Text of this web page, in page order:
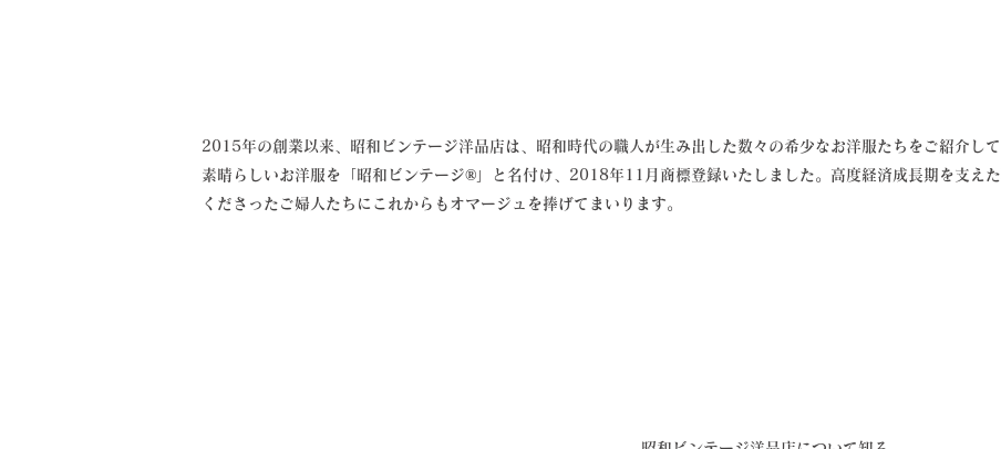
2015年の創業以来、昭和ビンテージ洋品店は、昭和時代の職人が生み出した数々の希少なお洋服たちをご紹介して
素晴らしいお洋服を「昭和ビンテージ®」と名付け、 2018年11月商標登録いたしました。 高度経済成長期を支え
くださったご婦人たちにこれからもオマージュを捧げてまいります。